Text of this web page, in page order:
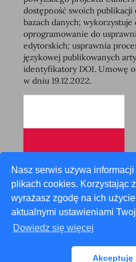
Nasz serwis używa
plikach cookies. Korzystając
wyrażasz zgodę na ich
aktualnymi ustawieniami
Dowiedz się więcej
Akceptuję
dostępność swoich publikacji
bazach danych; wykorzystuje
oprogramowanie do
edytorskich; usprawnia
językowej publikowanych
identyfikatory DOI. Umowę
w dniu 19.12.2022.